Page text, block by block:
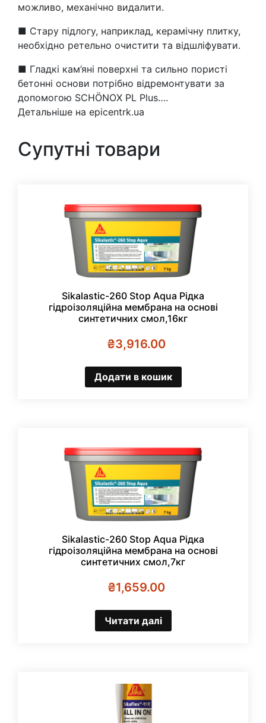
можливо, механічно видалити.
■ Стару підлогу, наприклад, керамічну плитку,
необхідно ретельно очистити та відшліфувати.
■ Гладкі кам’яні поверхні та сильно пористі
бетонні основи потрібно відремонтувати за
допомогою SCHÖNOX PL Plus….
Детальніше на epicentrk.ua
Супутні товари
Sikalastic-260 Stop Aqua Рідка
гідроізоляційна мембрана на основі
синтетичних смол,16кг
₴3,916.00
Додати в кошик
Sikalastic-260 Stop Aqua Рідка
гідроізоляційна мембрана на основі
синтетичних смол,7кг
₴1,659.00
Читати далі